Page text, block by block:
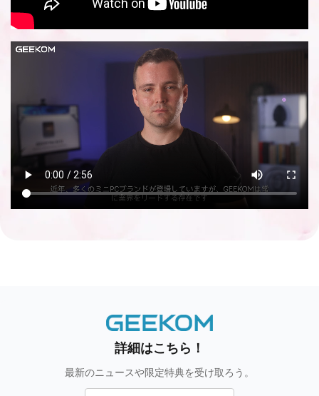
詳細はこちら！
最新のニュースや限定特典を受け取ろう。